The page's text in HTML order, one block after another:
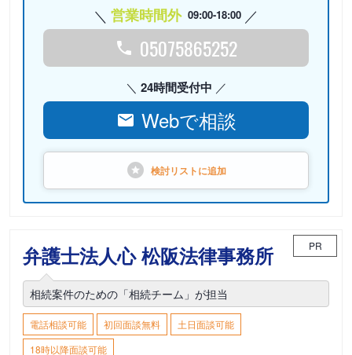
営業時間外 09:00-18:00
05075865252
24時間受付中
Webで相談
検討リストに追加
弁護士法人心 松阪法律事務所 PR
相続案件のための「相続チーム」が担当
電話相談可能 初回面談無料
土日面談可能
18時以降面談可能